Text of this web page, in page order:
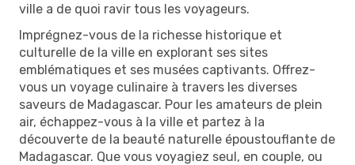
ville a de quoi ravir tous les voyageurs.
Imprégnez-vous de la richesse historique et
culturelle de la ville en explorant ses sites
emblématiques et ses musées captivants. Offrez-
vous un voyage culinaire à travers les diverses
saveurs de Madagascar. Pour les amateurs de plein
air, échappez-vous à la ville et partez à la
découverte de la beauté naturelle époustouflante de
Madagascar. Que vous voyagiez seul, en couple, ou